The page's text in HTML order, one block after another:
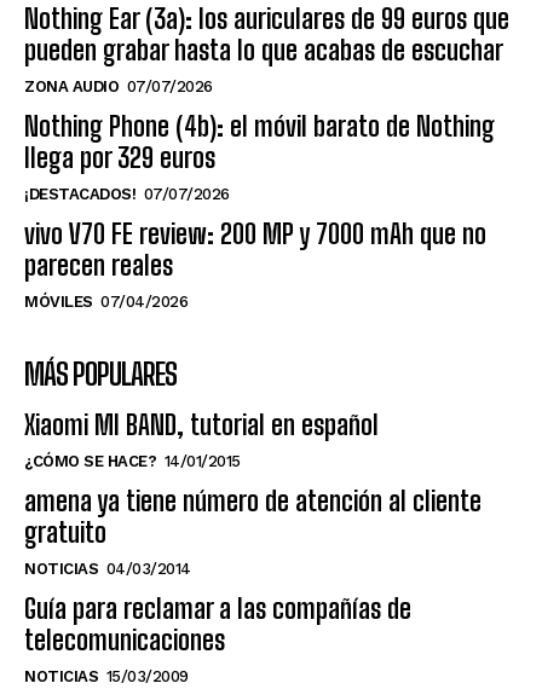
Nothing Ear (3a): los auriculares de 99 euros que
pueden grabar hasta lo que acabas de escuchar
ZONA AUDIO 07/07/2026
Nothing Phone (4b): el móvil barato de Nothing
llega por 329 euros
¡DESTACADOS! 07/07/2026
vivo V70 FE review: 200 MP y 7000 mAh que no
parecen reales
MÓVILES 07/04/2026
MÁS POPULARES
Xiaomi MI BAND, tutorial en español
¿CÓMO SE HACE? 14/01/2015
amena ya tiene número de atención al cliente
gratuito
NOTICIAS 04/03/2014
Guía para reclamar a las compañías de
telecomunicaciones
NOTICIAS 15/03/2009